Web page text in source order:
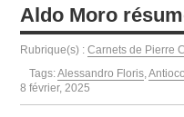
Aldo Moro
Rubrique(s) : Carnets de Pierre
Tags:Alessandro Floris,
8 février, 2025